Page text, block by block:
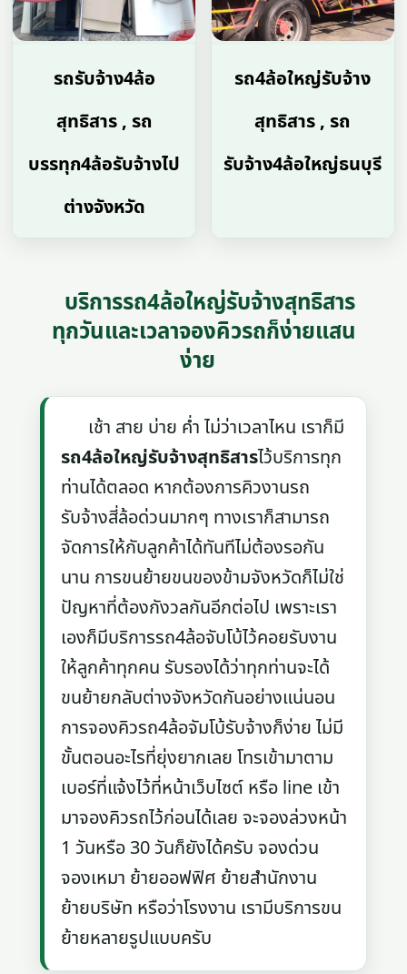
รถรับจ้าง4ล้อ
สุทธิสาร , รถ
บรรทุก4ล้อรับจ้างไป
ต่างจังหวัด
รถ4ล้อใหญ่รับจ้าง
สุทธิสาร , รถ
รับจ้าง4ล้อใหญ่ธนบุรี
บริการรถ4ล้อใหญ่รับจ้างสุทธิสาร
ทุกวันและเวลาจองคิวรถก็ง่ายแสน
ง่าย
เช้า สาย บ่าย ค่ำ ไม่ว่าเวลาไหน เราก็มี
รถ4ล้อใหญ่รับจ้างสุทธิสารไว้บริการทุก
ท่านได้ตลอด หากต้องการคิวงานรถ
รับจ้างสี่ล้อด่วนมากๆ ทางเราก็สามารถ
จัดการให้กับลูกค้าได้ทันทีไม่ต้องรอกัน
นาน การขนย้ายขนของข้ามจังหวัดก็ไม่ใช่
ปัญหาที่ต้องกังวลกันอีกต่อไป เพราะเรา
เองก็มีบริการรถ4ล้อจับโบ้ไว้คอยรับงาน
ให้ลูกค้าทุกคน รับรองได้ว่าทุกท่านจะได้
ขนย้ายกลับต่างจังหวัดกันอย่างแน่นอน
การจองคิวรถ4ล้อจัมโบ้รับจ้างก็ง่าย ไม่มี
ขั้นตอนอะไรที่ยุ่งยากเลย โทรเข้ามาตาม
เบอร์ที่แจ้งไว้ที่หน้าเว็บไซต์ หรือ line เข้า
มาจองคิวรถไว้ก่อนได้เลย จะจองล่วงหน้า
1 วันหรือ 30 วันก็ยังได้ครับ จองด่วน
จองเหมา ย้ายออฟฟิศ ย้ายสำนักงาน
ย้ายบริษัท หรือว่าโรงงาน เรามีบริการขน
ย้ายหลายรูปแบบครับ